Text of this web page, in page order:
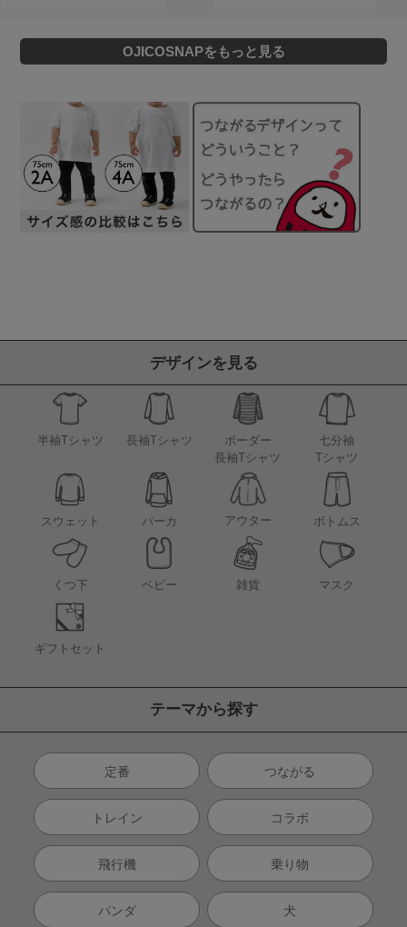
OJICOSNAPをもっと見る
デザインを見る
半袖Tシャツ 長袖Tシャツ
ボーダー
長袖Tシャツ
七分袖
Tシャツ
スウェット パーカ アウター ボトムス
くつ下 ベビー 雑貨 マスク
ギフトセット
テーマから探す
定番 つながる
トレイン コラボ
飛行機 乗り物
パンダ 犬